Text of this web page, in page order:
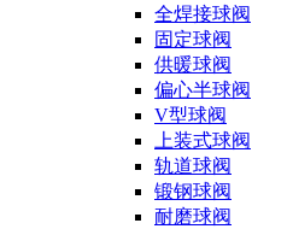
全焊接球阀
固定球阀
供暖球阀
偏心半球阀
V型球阀
上装式球阀
轨道球阀
锻钢球阀
耐磨球阀